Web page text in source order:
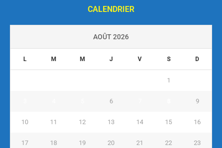
CALENDRIER
AOÛT 2026
L M M J V S D
1
6 9
10 11 12 13 14 15 16
17 18 19 20 21 22 23